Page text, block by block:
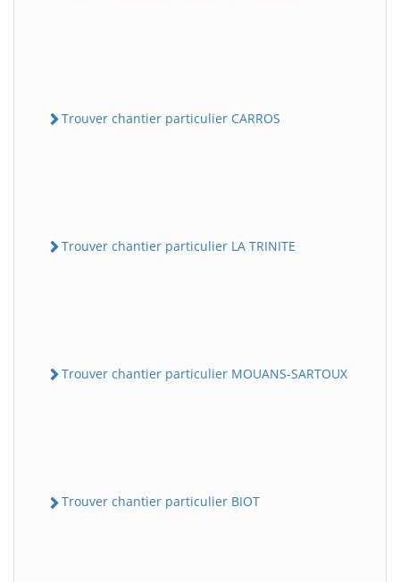
Trouver chantier particulier CARROS
Trouver chantier particulier LA TRINITE
Trouver chantier particulier MOUANS-SARTOUX
Trouver chantier particulier BIOT